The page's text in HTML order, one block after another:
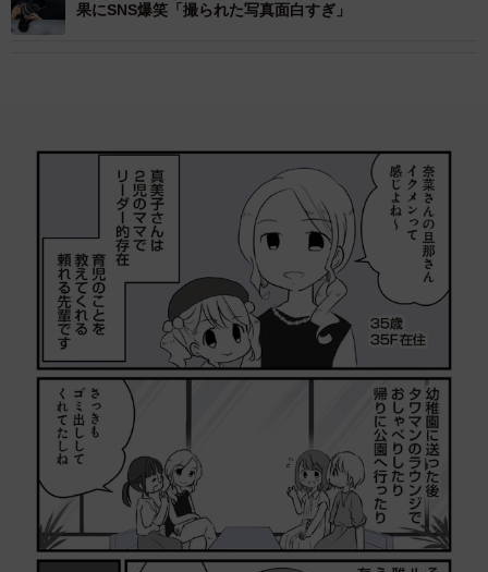
果にSNS爆笑「撮られた写真面白すぎ」